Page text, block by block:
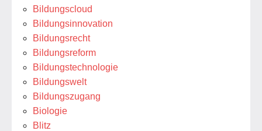
Bildungscloud
Bildungsinnovation
Bildungsrecht
Bildungsreform
Bildungstechnologie
Bildungswelt
Bildungszugang
Biologie
Blitz